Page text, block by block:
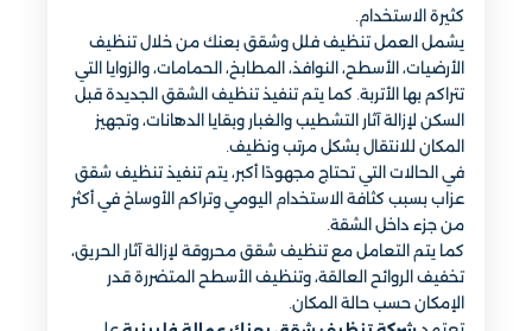
كثيرة الاستخدام.
يشمل العمل تنظيف فلل وشقق بعنك من خلال تنظيف
الأرضيات، الأسطح، النوافذ، المطابخ، الحمامات، والزوايا التي
تتراكم بها الأتربة. كما يتم تنفيذ تنظيف الشقق الجديدة قبل
السكن لإزالة آثار التشطيب والغبار وبقايا الدهانات، وتجهيز
المكان للانتقال بشكل مرتب ونظيف.
في الحالات التي تحتاج مجهودًا أكبر، يتم تنفيذ تنظيف شقق
عزاب بسبب كثافة الاستخدام اليومي وتراكم الأوساخ في أكثر
من جزء داخل الشقة.
كما يتم التعامل مع تنظيف شقق محروقة لإزالة آثار الحريق،
تخفيف الروائح العالقة، وتنظيف الأسطح المتضررة قدر
الإمكان حسب حالة المكان.